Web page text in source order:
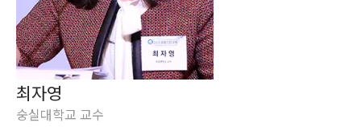
최자영
숭실대학교 교수